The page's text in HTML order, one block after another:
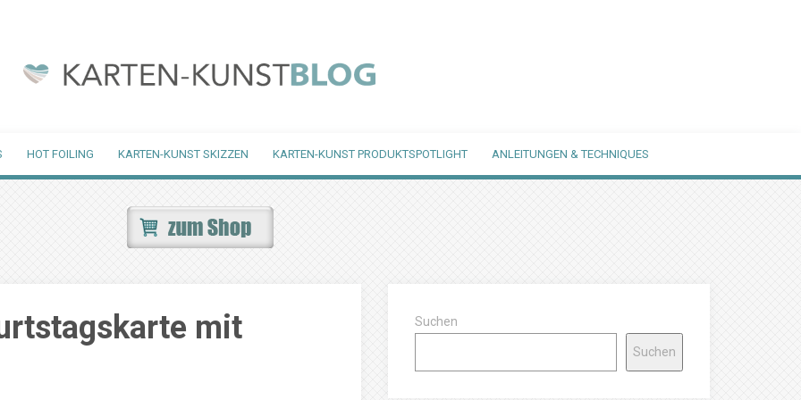
HOT FOILING KARTEN-KUNST SKIZZEN KARTEN-KUNST PRODUKTSPOTLIGHT ANLEITUNGEN & TECHNIQUES
mit
Suchen
Suchen